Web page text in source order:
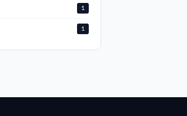
1
1